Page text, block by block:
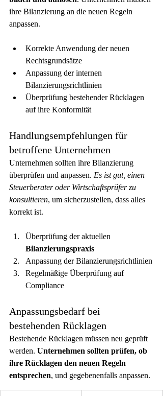
ihre Bilanzierung an die neuen Regeln
anpassen.
Korrekte Anwendung der neuen
Rechtsgrundsätze
Anpassung der internen
Bilanzierungsrichtlinien
Überprüfung bestehender Rücklagen
auf ihre Konformität
Handlungsempfehlungen für
betroffene Unternehmen
Unternehmen sollten ihre Bilanzierung
überprüfen und anpassen. Es ist gut, einen
Steuerberater oder Wirtschaftsprüfer zu
konsultieren, um sicherzustellen, dass alles
korrekt ist.
Überprüfung der aktuellen
Bilanzierungspraxis
Anpassung der Bilanzierungsrichtlinien
Regelmäßige Überprüfung auf
Compliance
Anpassungsbedarf bei
bestehenden Rücklagen
Bestehende Rücklagen müssen neu geprüft
werden. Unternehmen sollten prüfen, ob
ihre Rücklagen den neuen Regeln
entsprechen, und gegebenenfalls anpassen.